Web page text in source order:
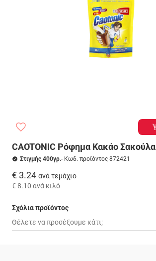
CAOTONIC Ρόφημα Κακάο Σακούλα
Στιγμής 400γρ.- Κωδ. προϊόντος 872421
€ 3.24 ανά τεμάχιο
€ 8.10 ανά κιλό
Σχόλια προϊόντος